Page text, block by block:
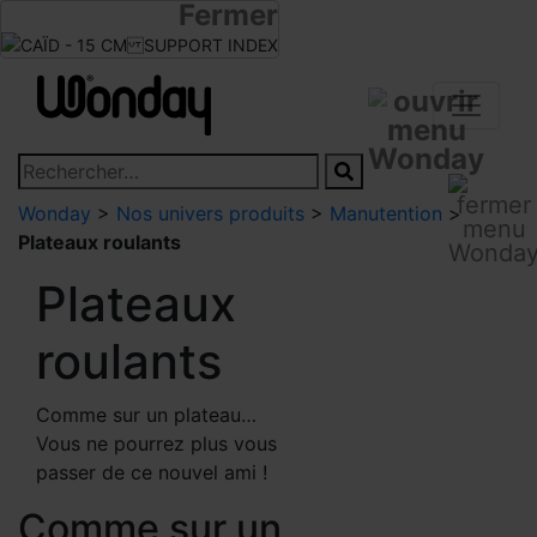
Devenir revendeur
Wonday > Nos univers produits > Manutention >
Plateaux roulants
Plateaux
roulants
Comme sur un plateau…
Vous ne pourrez plus vous
passer de ce nouvel ami !
Fermer